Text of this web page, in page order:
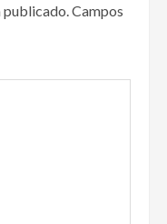
publicado.Campos